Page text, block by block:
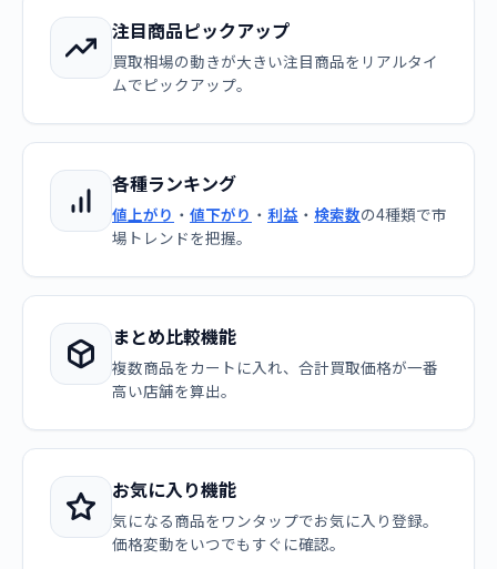
注目商品ピックアップ
買取相場の動きが大きい注目商品をリアルタイ
ムでピックアップ。
各種ランキング
値上がり ・ 値下がり ・ 利益 ・ 検索数の4種類で市
場トレンドを把握。
まとめ比較機能
複数商品をカートに入れ、合計買取価格が一番
高い店舗を算出。
お気に入り機能
気になる商品をワンタップでお気に入り登録。
価格変動をいつでもすぐに確認。